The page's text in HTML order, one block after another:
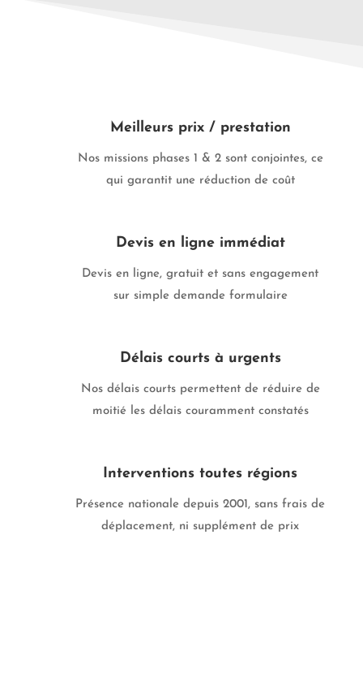
Meilleurs prix / prestation
Nos missions phases 1 & 2 sont conjointes, ce
qui garantit une réduction de coût
Devis en ligne immédiat
Devis en ligne, gratuit et sans engagement
sur simple demande formulaire
Délais courts à urgents
Nos délais courts permettent de réduire de
moitié les délais couramment constatés
Interventions toutes régions
Présence nationale depuis 2001, sans frais de
déplacement, ni supplément de prix